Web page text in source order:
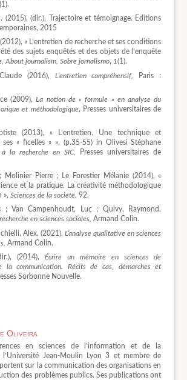
(1).
(2015), (dir.), Trajectoire et témoignage. Editions
2015
« L’entretien de recherche et ses conditions
des sujets enquêtés et des objets de l’enquête
About journalism, Sobre jornalismo, 1(1).
(2016), L’entretien compréhensif,
Paris :
(2009),La notion de « formule » en analyse du
et méthodologique, Presses universitaires de
(2013), « L’entretien. Une technique et
ses « ficelles » », (p.35-55) in Olivesi Stéphane
à la recherche en SIC,
Presses universitaires de
Molinier Pierre ; Le Forestier Mélanie (2014), «
et la pratique. La créativité méthodologique
», Sciences de la société, 92.
; Van Campenhoudt, Luc ; Quivy, Raymond,
en sciences sociales, Armand Colin.
Alex, (2021),L’analyse qualitative en sciences
Armand Colin.
(2014),Écrire un mémoire en sciences de
la communication. Récits de cas, démarches et
Sorbonne Nouvelle.
Oliveira
en sciences de l’information et de la
Jean-Moulin Lyon 3 et membre de
sur la communication des organisations en
des problèmes publics. Ses publications ont